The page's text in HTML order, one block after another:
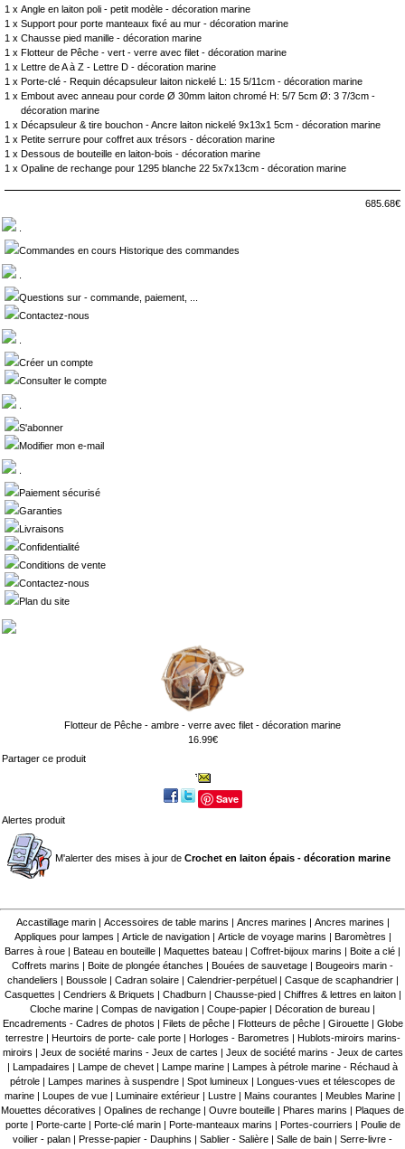
1 x Angle en laiton poli - petit modèle - décoration marine
1 x Support pour porte manteaux fixé au mur - décoration marine
1 x Chausse pied manille - décoration marine
1 x Flotteur de Pêche - vert - verre avec filet - décoration marine
1 x
Lettre de A à Z - Lettre D - décoration marine
1 x Porte-clé - Requin décapsuleur laiton nickelé L: 15 5/11cm - décoration marine
1 x Embout avec anneau pour corde Ø 30mm laiton chromé H: 5/7 5cm Ø: 3 7/3cm -
décoration marine
1 x Décapsuleur & tire bouchon - Ancre laiton nickelé 9x13x1 5cm - décoration marine
1 x Petite serrure pour coffret aux trésors - décoration marine
1 x Dessous de bouteille en laiton-bois - décoration marine
1 x Opaline de rechange pour 1295 blanche 22 5x7x13cm - décoration marine
685.68€
Commandes en cours Historique des commandes
Questions sur - commande, paiement, ...
Contactez-nous
Créer un compte
Consulter le compte
S'abonner
Modifier mon e-mail
Paiement sécurisé
Garanties
Livraisons
Confidentialité
Conditions de vente
Contactez-nous
Plan du site
Flotteur de Pêche - ambre - verre avec filet - décoration marine
16.99€
Partager ce produit
Save
Alertes produit
M'alerter des mises à jour de Crochet en laiton épais - décoration marine
Accastillage marin| Accessoires de table marins Ancres marines Ancres marines
Appliques pour lampes
Article de navigation| Article de voyage marins Baromètres
Barres à roue
Bateau en bouteille Maquettes bateau Coffret-bijoux marins Boite a clé
Coffrets marins
Boite de plongée étanches Bouées de sauvetage
Bougeoirs marin -
chandeliers
Boussole| Cadran solaire| Calendrier-perpétuel Casque de scaphandrier|
Casquettes
Cendriers & Briquets Chadburn| Chausse-pied Chiffres & lettres en laiton|
Cloche marine
Compas de navigation Coupe-papier Décoration de bureau
Encadrements - Cadres de photos
Filets de pêche| Flotteurs de pêche| Girouette| Globe
terrestre| Heurtoirs de porte- cale porte| Horloges - Barometres
Hublots-miroirs marins-
miroirs
Jeux de société marins - Jeux de cartes
Jeux de société marins - Jeux de cartes
Lampadaires Lampe de chevet Lampe marine
Lampes à pétrole marine - Réchaud à
pétrole
Lampes marines à suspendre Spot lumineux
Longues-vues et télescopes de
marine
Loupes de vue Luminaire extérieur Lustre Mains courantes Meubles Marine
Mouettes décoratives
Opalines de rechange Ouvre bouteille Phares marins
Plaques de
porte| Porte-carte| Porte-clé marin Porte-manteaux marins Portes-courriers
Poulie de
voilier - palan
Presse-papier - Dauphins Sablier - Salière Salle de bain
Serre-livre -